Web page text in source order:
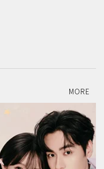
MORE